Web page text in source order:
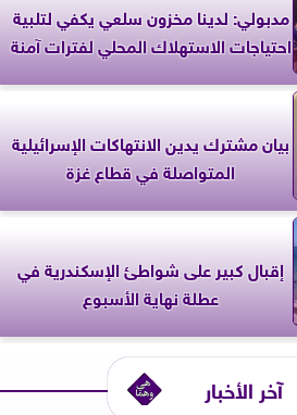
مدبولي: لدينا مخزون سلعي يكفي لتلبية
احتياجات الاستهلاك المحلي لفترات آمنة
بيان مشترك يدين الانتهاكات الإسرائيلية
المتواصلة في قطاع غزة
إقبال كبير على شواطئ الإسكندرية في
عطلة نهاية الأسبوع
آخر الأخبار